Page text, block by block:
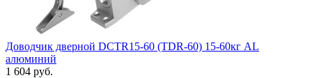
Доводчик дверной DCTR15-60 (TDR-60) 15-60кг AL
алюминий
1 604 руб.